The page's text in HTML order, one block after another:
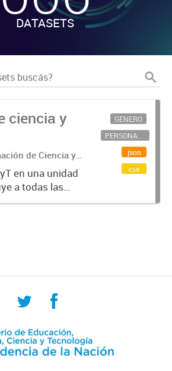
DATASETS
ciencia y
de Ciencia y
(SICYTAR)
en una unidad
a todas las
GÉNERO
PERSONAL CIENTÍFICO-TECNOLÓGICO
json
csv